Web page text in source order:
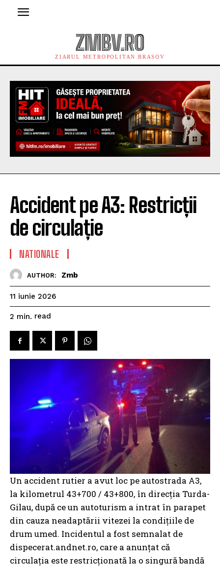
ZMBV.RO
ZIARUL METROPOLITAN BRASOV
Accident pe A3: Restricții
de circulație
NATIONALE
AUTHOR: Zmb
11 iunie 2026
2 min. read
Un accident rutier a avut loc pe autostrada A3,
la kilometrul 43+700 / 43+800, în direcția Turda-
Gilau, după ce un autoturism a intrat în parapet
din cauza neadaptării vitezei la condițiile de
drum umed. Incidentul a fost semnalat de
dispecerat.andnet.ro, care a anunțat că
circulația este restricționată la o singură bandă